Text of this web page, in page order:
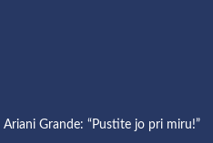
Grande: “Pustite jo pri miru!”